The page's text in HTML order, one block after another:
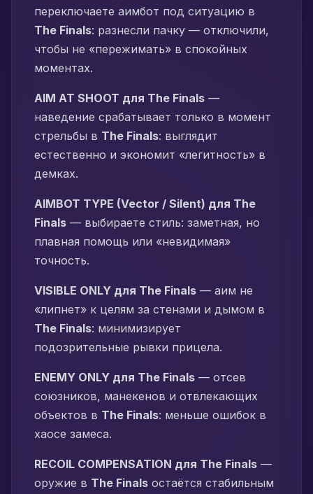
переключаете аимбот под ситуацию в
The Finals: разнесли пачку — отключили,
чтобы не «пережимать» в спокойных
моментах.
AIM AT SHOOT для The Finals —
наведение срабатывает только в момент
стрельбы в The Finals: выглядит
естественно и экономит «легитность» в
демках.
AIMBOT TYPE (Vector / Silent) для The
Finals — выбираете стиль: заметная, но
плавная помощь или «невидимая»
точность.
VISIBLE ONLY для The Finals — аим не
«липнет» к целям за стенами и дымом в
The Finals: минимизирует
подозрительные рывки прицела.
ENEMY ONLY для The Finals — отсев
союзников, манекенов и отвлекающих
объектов в The Finals: меньше ошибок в
хаосе замеса.
RECOIL COMPENSATION для The Finals —
оружие в The Finals остаётся стабильным